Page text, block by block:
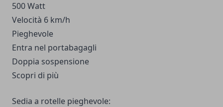
500 Watt
Velocità 6 km/h
Pieghevole
Entra nel portabagagli
Doppia sospensione
Scopri di più
Sedia a rotelle pieghevole: